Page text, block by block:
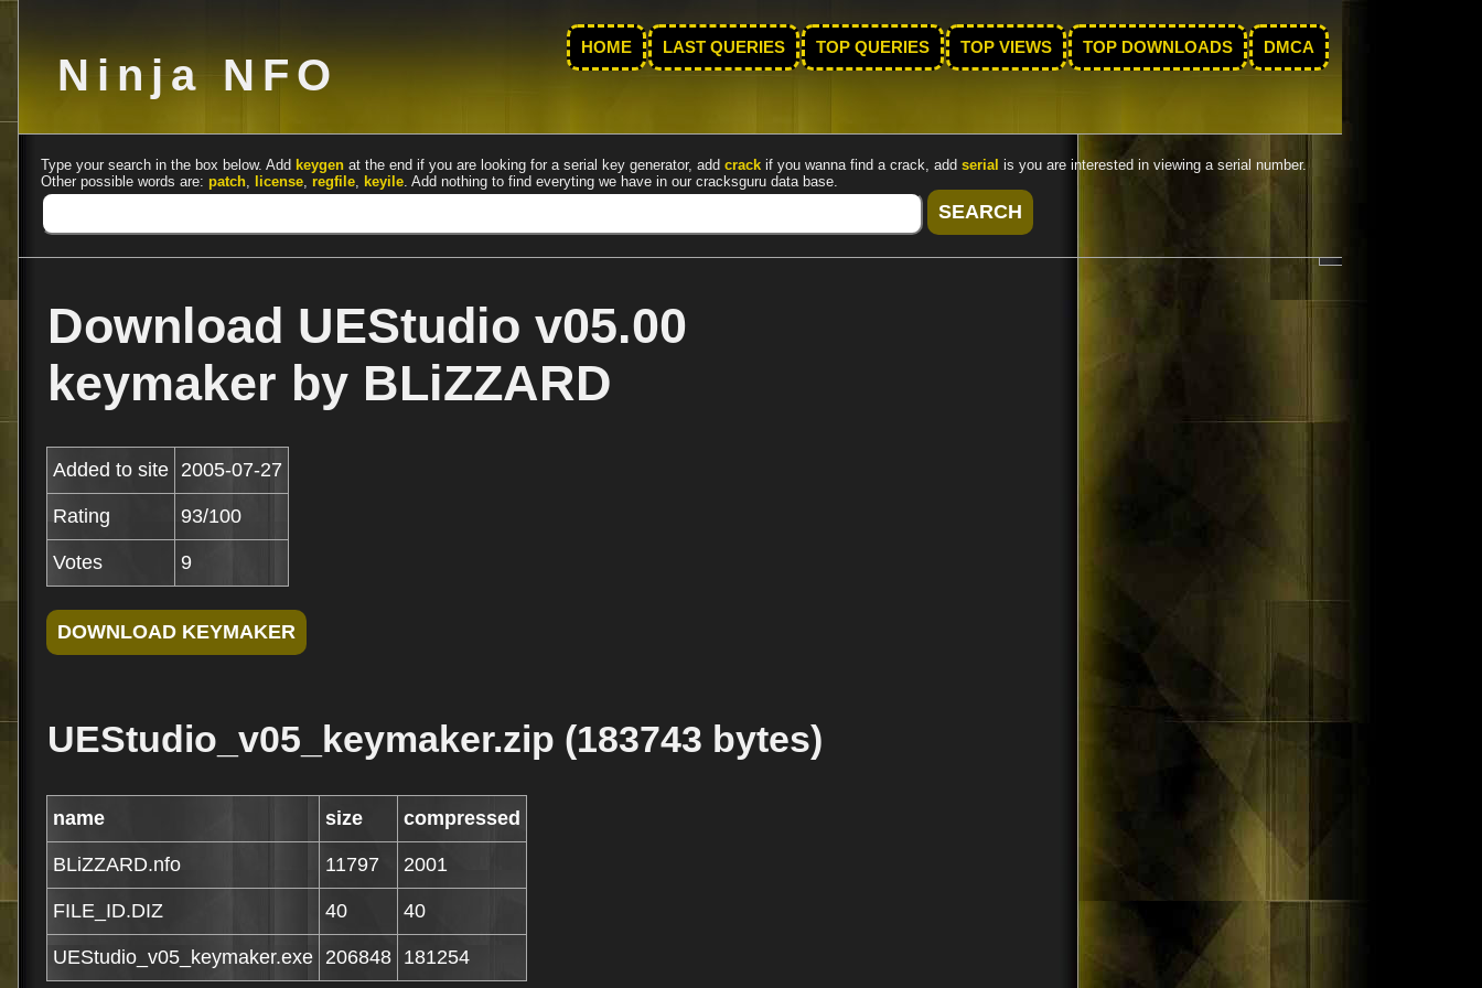
Ninja NFO
HOME LAST QUERIES TOP QUERIES TOP VIEWS TOP DOWNLOADS DMCA
Type your search in the box below. Add keygen at the end if you are looking for a serial key generator, add crack if you wanna find a crack, add serial is you are interested in viewing a serial number.
Other possible words are: patch, license, regfile, keyile. Add nothing to find everyting we have in our cracksguru data base.
Download UEStudio v05.00
keymaker by BLiZZARD
Added to site 2005-07-27
Rating 93/100
Votes 9
UEStudio_v05_keymaker.zip (183743 bytes)
name size compressed
BLiZZARD.nfo 11797 2001
FILE_ID.DIZ 40 40
UEStudio_v05_keymaker.exe 206848 181254